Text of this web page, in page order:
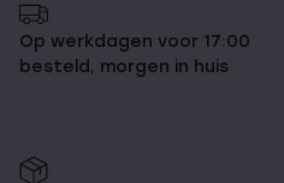
Op werkdagen voor 17:00
besteld, morgen in huis